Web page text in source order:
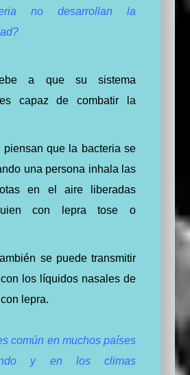
no desarrollan la
a que su sistema
capaz de combatir la
piensan que la bacteria se
una persona inhala las
en el aire liberadas
con lepra tose o
se puede transmitir
los líquidos nasales de
lepra.
común en muchos países
y en los climas